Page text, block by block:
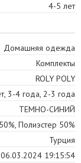
4-5 лет
Домашняя одежда
Комплекты
ROLY POLY
3-4 года, 2-3 года
ТЕМНО-СИНИЙ
Полиэстер 50%
Турция
06.03.2024 19:15:54